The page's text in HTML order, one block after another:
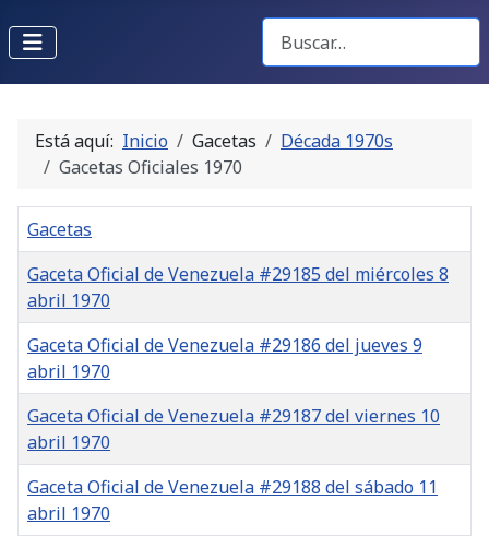
Buscar Gacetas
Está aquí: Inicio Gacetas
Década 1970s
Gacetas Oficiales 1970
Gacetas
Gaceta Oficial de Venezuela #29185 del miércoles 8
abril 1970
Gaceta Oficial de Venezuela #29186 del jueves 9
abril 1970
Gaceta Oficial de Venezuela #29187 del viernes 10
abril 1970
Gaceta Oficial de Venezuela #29188 del sábado 11
abril 1970